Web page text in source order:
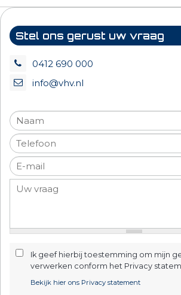
Stel ons gerust uw vraag
0412 690 000
info@vhv.nl
Ik geef hierbij toestemming om mijn
verwerken conform het Privacy
Bekijk hier ons Privacy statement